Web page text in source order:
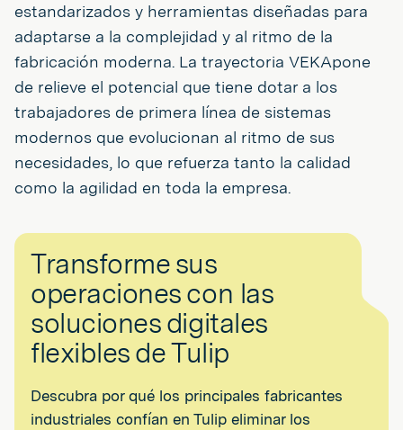
estandarizados y herramientas diseñadas para
adaptarse a la complejidad y al ritmo de la
fabricación moderna. La trayectoria VEKApone
de relieve el potencial que tiene dotar a los
trabajadores de primera línea de sistemas
modernos que evolucionan al ritmo de sus
necesidades, lo que refuerza tanto la calidad
como la agilidad en toda la empresa.
Transforme sus
operaciones con las
soluciones digitales
flexibles de Tulip
Descubra por qué los principales fabricantes
industriales confían en Tulip eliminar los